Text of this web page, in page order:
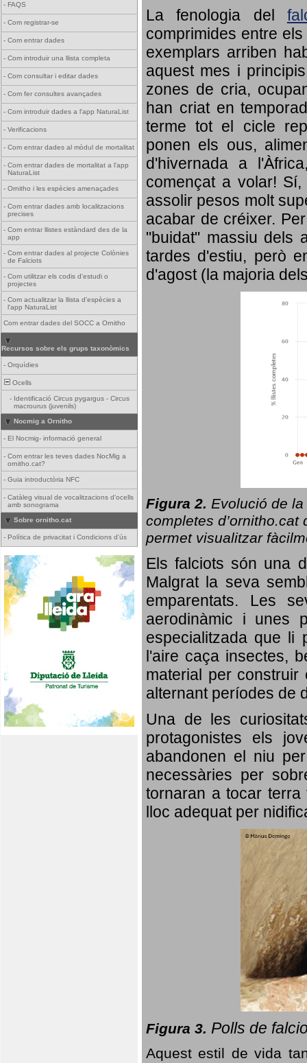
- FAQS
- Com registrar-se
- Com entrar dades
- Com introduir una llista completa
- Com consultar i editar dades
- Com fer consultes avançades
- Com introduir dades a l'app NaturaList
- Verificacions
- Com entrar dades al mòdul de mortalitat
- Com entrar dades de mortalitat a l'app
NaturaList
- Ornitho i les espècies amenaçades
- Com entrar dades amb localitzacions
precises
- Com entrar llistes estàndard des de la
app
- Com entrar dades al projecte Colònies
de Falciots
- Com utilitzar els codis d'estudi o
projectes
- Com actualitzar la llista d'espècies a
l'app NaturaList
Com entrar dades del SOCC a Ornitho
Recursos sobre els grups taxonòmics
- Orquídies
Ocells
- Identificació Circus pygargus - Circus
macrourus (juvenils)
Nocmig a Ornitho
- El Nocmig- informació general
- Com entrar les teves dades NocMig a
ornitho.cat?
- Guia introductòria NFC
- Catàleg visual de vocalitzacions d'ocells
amb sonograma
Sobre ornitho.cat
- Política de privacitat i Condicions d'ús
La fenologia del
comprimides entre
exemplars arriben
aquest mes i
zones de cria,
han criat en
terme tot el cicle
ponen els ous,
d'hivernada a
començat a volar!
assolir pesos molt
acabar de créixer.
"buidat" massiu dels
tardes d'estiu, però
d'agost (la majoria
Figura 2. Evolució de la
completes d’ornitho.cat
permet visualitzar
Els falciots són una
Malgrat la seva
emparentats. Les
aerodinàmic i unes
especialitzada que li
l'aire caça insectes,
material per
alternant períodes de
Una de les
protagonistes els
abandonen el niu
necessàries per
tornaran a tocar
lloc adequat per
Figura 3. Polls de
Aquest estil de vida